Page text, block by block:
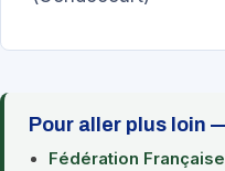
Pour aller plus loin
Fédération